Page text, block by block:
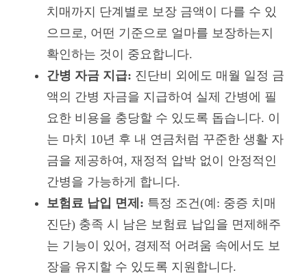
치매까지 단계별로 보장 금액이 다를 수 있
으므로, 어떤 기준으로 얼마를 보장하는지
확인하는 것이 중요합니다.
간병 자금 지급: 진단비 외에도 매월 일정 금
액의 간병 자금을 지급하여 실제 간병에 필
요한 비용을 충당할 수 있도록 돕습니다. 이
는 마치 10년 후 내 연금처럼 꾸준한 생활 자
금을 제공하여, 재정적 압박 없이 안정적인
간병을 가능하게 합니다.
보험료 납입 면제: 특정 조건(예: 중증 치매
진단) 충족 시 남은 보험료 납입을 면제해주
는 기능이 있어, 경제적 어려움 속에서도 보
장을 유지할 수 있도록 지원합니다.